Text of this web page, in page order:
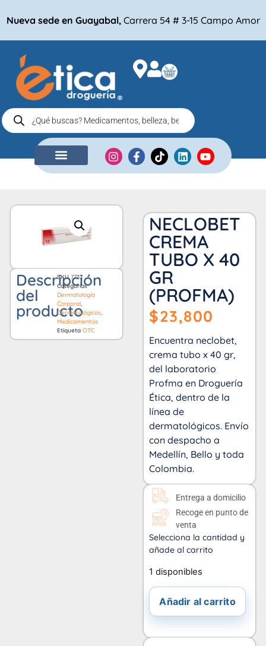
Nueva sede en Guayabal, Carrera 54 # 3-15 Campo Amor
Descripción
del
producto
SKU7732
Categorías
Dermatología
Corporal,
Dermatológicos,
Medicamentos
Etiqueta OTC
NECLOBET
CREMA
TUBO X 40
GR
(PROFMA)
$23,800
Encuentra neclobet,
crema tubo x 40 gr,
del laboratorio
Profma en Droguería
Ética, dentro de la
línea de
dermatológicos. Envío
con despacho a
Medellín, Bello y toda
Colombia.
Entrega a domicilio
Recoge en punto de
venta
Selecciona la cantidad y
añade al carrito
1 disponibles
Añadir al carrito